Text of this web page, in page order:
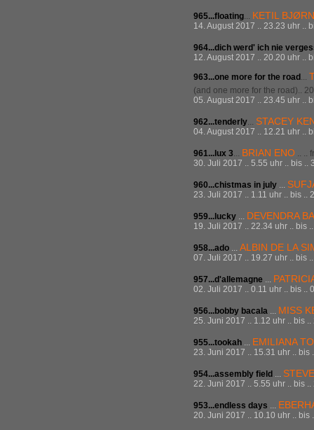
965...floating... KETIL
14. August 2017 .. 23.23 uhr ..
964...dich werd' ich nie
12. August 2017 .. 20.20 uhr ..
963...one more for the road ...
(and one more for the road)..
05. August 2017 .. 23.45 uhr ..
962...tenderly... STACEY
04. August 2017 .. 12.21 uhr ..
961... lux 3... BRIAN ENO .. ..
30. Juli 2017 .. 5.55 uhr .. bis ..
960...chistmas in july ...
23. Juli 2017 .. 1.11 uhr .. bis ..
959...lucky ... DEVENDRA
19. Juli 2017 .. 22.34 uhr .. bis
958...ado ... ALBIN DE LA
07. Juli 2017 .. 19.27 uhr .. bis
957...d'allemagne ...
02. Juli 2017 .. 0.11 uhr .. bis ..
956...bobby bacala ... MISS
25. Juni 2017 .. 1.12 uhr .. bis
955...tookah ... EMILIANA
23. Juni 2017 .. 15.31 uhr .. bis
954...assembly field ...
22. Juni 2017 .. 5.55 uhr .. bis
953...endless days ...
20. Juni 2017 .. 10.10 uhr ..